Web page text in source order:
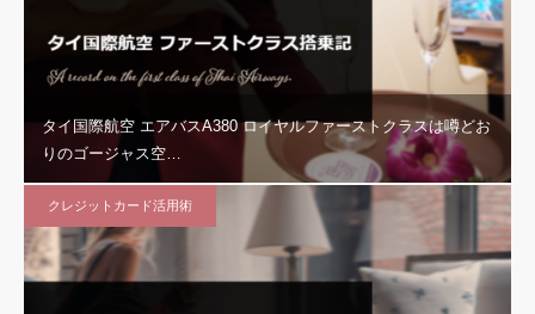
タイ国際航空 エアバスA380 ロイヤルファーストクラスは噂どお
りのゴージャス空…
クレジットカード活用術